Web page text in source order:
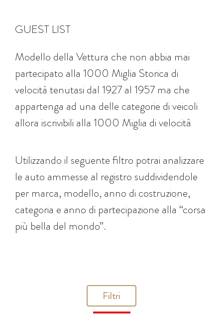
GUEST LIST
Modello della Vettura che non abbia mai
partecipato alla 1000 Miglia Storica di
velocità tenutasi dal 1927 al 1957 ma che
appartenga ad una delle categorie di veicoli
allora iscrivibili alla 1000 Miglia di velocità
Utilizzando il seguente filtro potrai analizzare
le auto ammesse al registro suddividendole
per marca, modello, anno di costruzione,
categoria e anno di partecipazione alla “corsa
più bella del mondo”.
Filtri